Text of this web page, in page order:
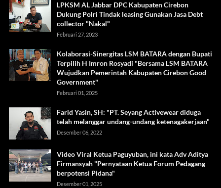
LPKSM AL Jabbar DPC Kabupaten Cirebon
Dukung Polri Tindak leasing Gunakan Jasa Debt
collector "Nakal"
Februari 27, 2023
Kolaborasi-Sinergitas LSM BATARA dengan Bupati
Terpilih H Imron Rosyadi "Bersama LSM BATARA
Wujudkan Pemerintah Kabupaten Cirebon Good
Government"
Februari 01, 2025
Farid Yasin, SH: "PT. Seyang Activewear diduga
telah melanggar undang-undang ketenagakerjaan"
Desember 06, 2022
Video Viral Ketua Paguyuban, ini kata Adv Aditya
Firmansyah "Pernyataan Ketua Forum Pedagang
berpotensi Pidana"
Desember 01, 2025